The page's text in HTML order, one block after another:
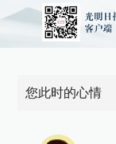
您此时的心情